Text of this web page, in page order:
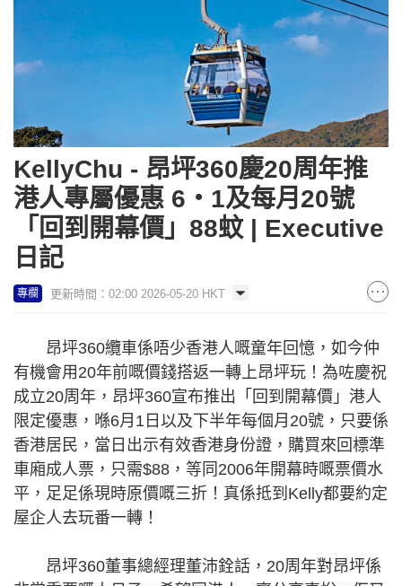
KellyChu - 昂坪360慶20周年推
港人專屬優惠 6‧1及每月20號
「回到開幕價」88蚊 | Executive
日記
專欄 更新時間：02:00 2026-05-20 HKT
昂坪360纜車係唔少香港人嘅童年回憶，如今仲
有機會用20年前嘅價錢搭返一轉上昂坪玩！為咗慶祝
成立20周年，昂坪360宣布推出「回到開幕價」港人
限定優惠，喺6月1日以及下半年每個月20號，只要係
香港居民，當日出示有效香港身份證，購買來回標準
車廂成人票，只需$88，等同2006年開幕時嘅票價水
平，足足係現時原價嘅三折！真係抵到Kelly都要約定
屋企人去玩番一轉！
昂坪360董事總經理董沛銓話，20周年對昂坪係